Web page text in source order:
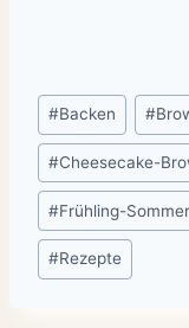
Schlagworte:
#Backen #
#Cheesecake-
#Frühling-Sommer
#Rezepte